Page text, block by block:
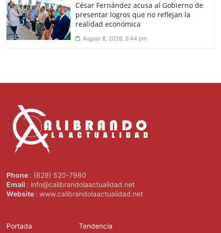
César Fernández acusa al Gobierno de
presentar logros que no reflejan la
realidad económica
August 8, 2026, 5:44 pm
Phone : (829) 520-7980
Email : info@calibrandolaactualidad.net
Website : www.calibrandolaactualidad.net
Portada Tendencia